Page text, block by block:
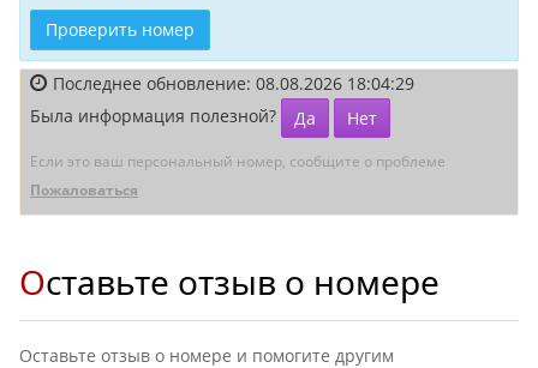
Проверить номер
Последнее обновление: 08.08.2026 18:04:29
Была информация полезной?
Да Нет
Если это ваш персональный номер, сообщите о проблеме
Пожаловаться
Оставьте отзыв о номере
Оставьте отзыв о номере и помогите другим